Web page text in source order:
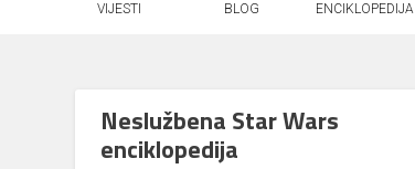
VIJESTI BLOG ENCIKLOPEDIJA
Neslužbena Star Wars
enciklopedija